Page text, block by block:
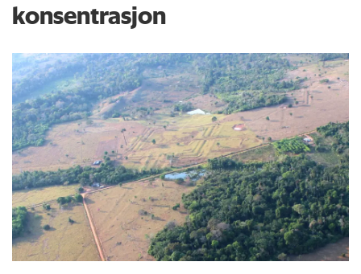
konsentrasjon